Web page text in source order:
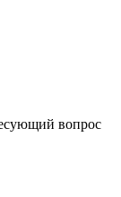
вопрос